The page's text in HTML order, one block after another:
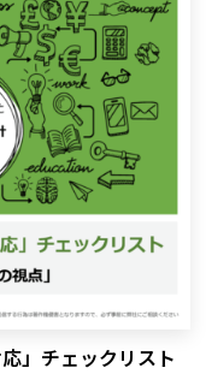
」チェックリスト